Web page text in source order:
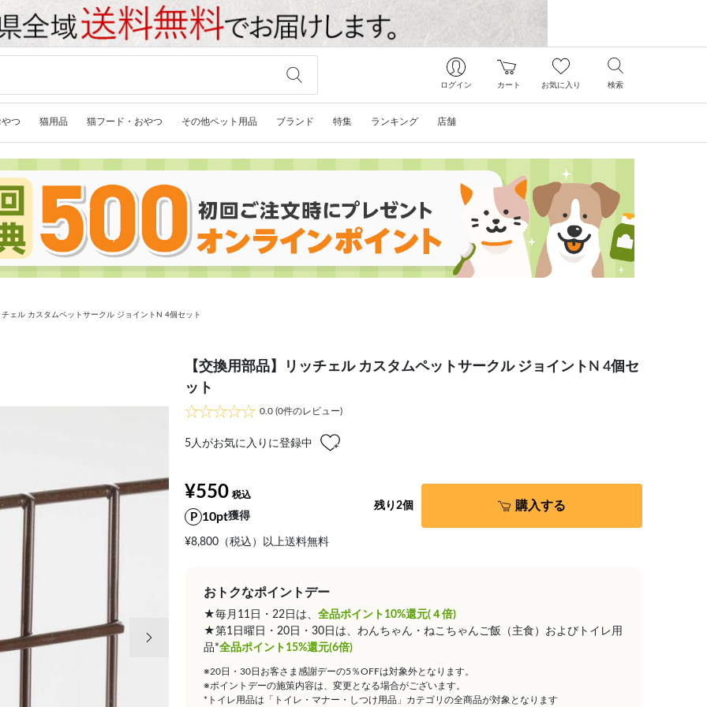
ログイン カート お気に入り 検索
つ 猫用品 猫フード・おやつ その他ペット用品 ブランド 特集 ランキング 店舗
ェル カスタムペットサークル ジョイントN 4個セット
【交換用部品】リッチェル カスタムペットサークル ジョイントN 4個セ
ット
0.0 (0件のレビュー)
5人がお気に入りに登録中
¥550
10pt獲得
¥8,800（税込）以上送料無料
残り2個 購入する
おトクなポイントデー
★毎月11日・22日は、 全品ポイント10%還元(４倍)
★第1日曜日・20日・30日は、わんちゃん・ねこちゃんご飯（主食）およびトイレ用
品*全品ポイント15%還元(6倍)
※20日・30日お客さま感謝デーの5％OFFは対象外となります。
※ポイントデーの施策内容は、変更となる場合がございます。
*トイレ用品は「トイレ・マナー・しつけ用品」カテゴリの全商品が対象となります